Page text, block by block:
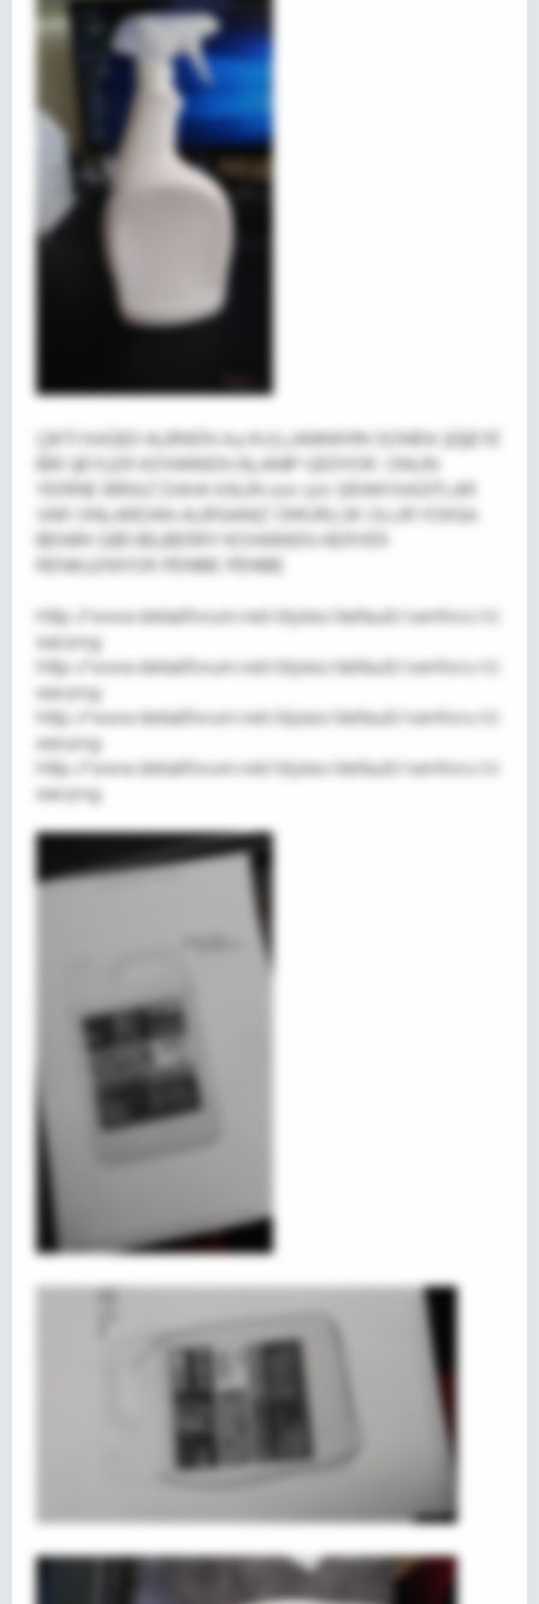
ÇIKTI KAĞIDI ALIRKEN A4 KULLANMAYIN SONRA ŞİŞEYE
http://www.detailforum.net/styles/default/xenforo/cl
ear.png
http://www.detailforum.net/styles/default/xenforo/cl
ear.png
http://www.detailforum.net/styles/default/xenforo/cl
ear.png
http://www.detailforum.net/styles/default/xenforo/cl
ear.png